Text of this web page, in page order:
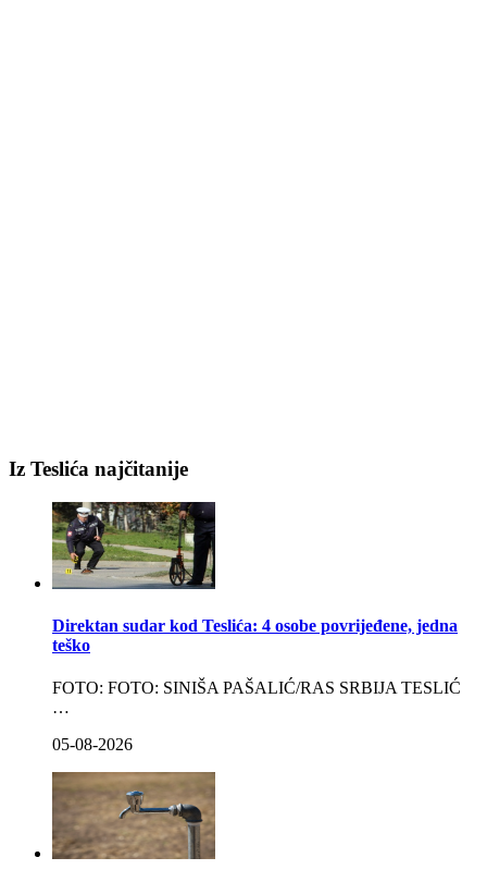
Iz Teslića najčitanije
Direktan sudar kod Teslića: 4 osobe povrijeđene, jedna
teško
FOTO: FOTO: SINIŠA PAŠALIĆ/RAS SRBIJA TESLIĆ
…
05-08-2026